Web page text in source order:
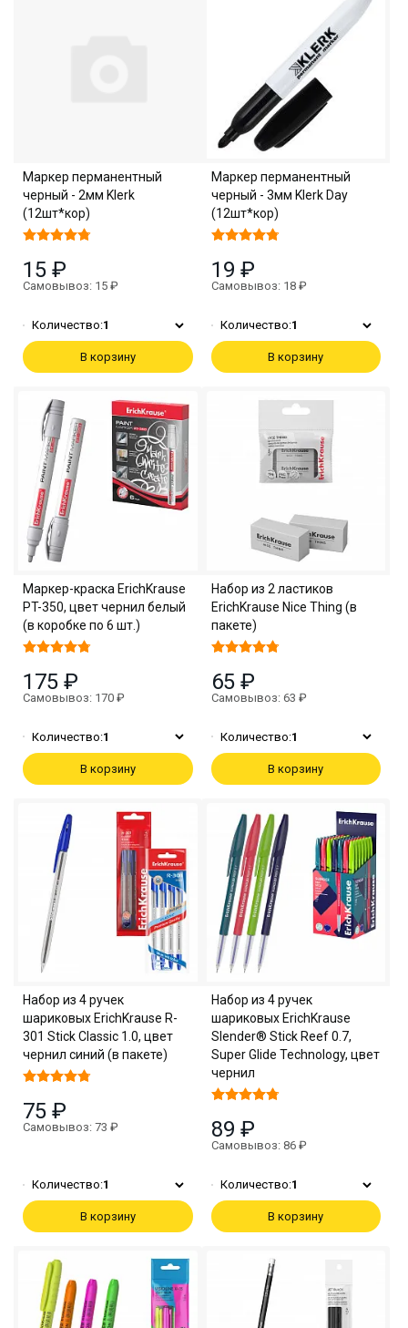
Маркер перманентный
черный - 2мм Klerk
(12шт*кор)
15 ₽
Самовывоз: 15 ₽
Количество:1
В корзину
Маркер перманентный
черный - 3мм Klerk Day
(12шт*кор)
19 ₽
Самовывоз: 18 ₽
Количество:1
В корзину
Маркер-краска ErichKrause
PT-350, цвет чернил белый
(в коробке по 6 шт.)
175 ₽
Самовывоз: 170 ₽
Количество:1
В корзину
Набор из 2 ластиков
ErichKrause Nice Thing (в
пакете)
65 ₽
Самовывоз: 63 ₽
Количество:1
В корзину
Набор из 4 ручек
шариковых ErichKrause R-
301 Stick Classic 1.0, цвет
чернил синий (в пакете)
75 ₽
Самовывоз: 73 ₽
Количество:1
В корзину
Набор из 4 ручек
шариковых ErichKrause
Slender® Stick Reef 0.7,
Super Glide Technology, цвет
чернил
89 ₽
Самовывоз: 86 ₽
Количество:1
В корзину